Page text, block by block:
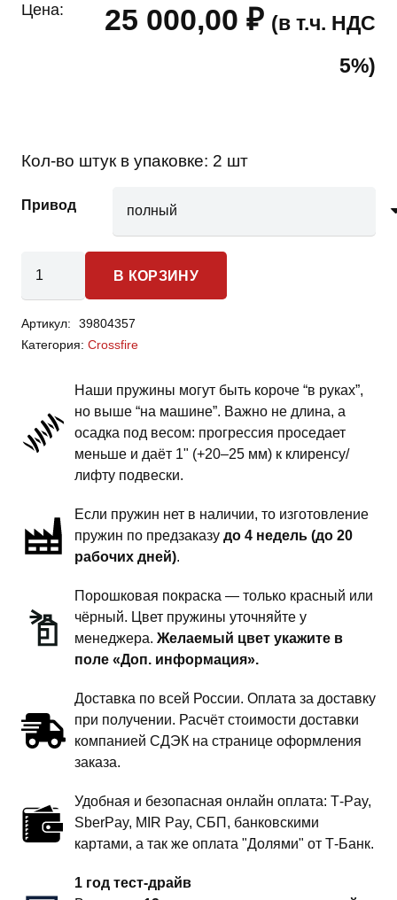
Цена: 25 000,00 ₽ (в т.ч. НДС
5%)
Кол-во штук в упаковке: 2 шт
Привод
товара
Crossfire
-
подвески
-
комфорт
В КОРЗИНУ
Артикул:
39804357
Категория: Crossfire
Наши пружины могут быть короче “в руках”,
но выше “на машине”. Важно не длина, а
осадка под весом: прогрессия проседает
меньше и даёт 1" (+20–25 мм) к клиренсу/
лифту подвески.
Если пружин нет в наличии, то изготовление
пружин по предзаказу до 4 недель (до 20
рабочих дней).
Порошковая покраска — только красный или
чёрный. Цвет пружины уточняйте у
менеджера. Желаемый цвет укажите в
поле «Доп. информация».
Доставка по всей России. Оплата за доставку
при получении. Расчёт стоимости доставки
компанией СДЭК на странице оформления
заказа.
Удобная и безопасная онлайн оплата: T‑Pay,
SberPay, MIR Pay, СБП, банковскими
картами, а так же оплата "Долями" от Т-Банк.
1 год тест-драйв